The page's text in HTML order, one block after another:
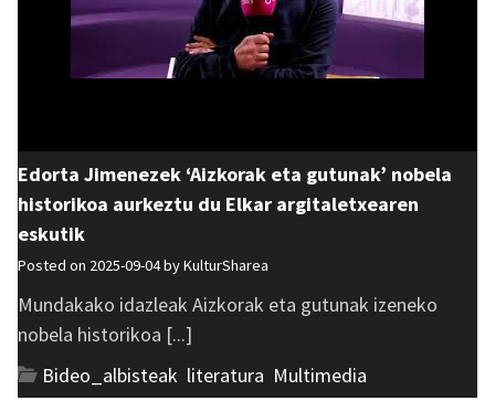
Edorta Jimenezek ‘Aizkorak eta gutunak’ nobela
historikoa aurkeztu du Elkar argitaletxearen
eskutik
Posted on 2025-09-04 byKulturSharea
Mundakako idazleak Aizkorak eta gutunak izeneko
nobela historikoa [...]
Bideo_albisteak literatura Multimedia